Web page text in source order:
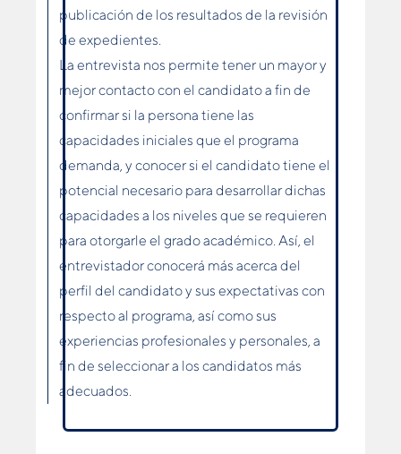
publicación de los resultados de la revisión
de expedientes.
La entrevista nos permite tener un mayor y
mejor contacto con el candidato a fin de
confirmar si la persona tiene las
capacidades iniciales que el programa
demanda, y conocer si el candidato tiene el
potencial necesario para desarrollar dichas
capacidades a los niveles que se requieren
para otorgarle el grado académico. Así, el
entrevistador conocerá más acerca del
perfil del candidato y sus expectativas con
respecto al programa, así como sus
experiencias profesionales y personales, a
fin de seleccionar a los candidatos más
adecuados.